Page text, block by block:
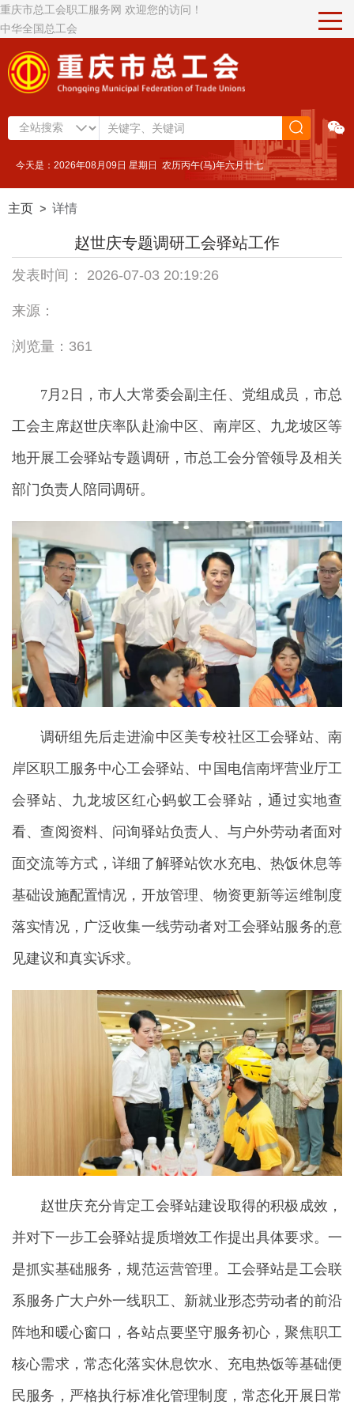
重庆市总工会职工服务网 欢迎您的访问！
中华全国总工会
今天是：2026年08月09日 星期日 农历丙午(马)年六月廿七
主页 > 详情
赵世庆专题调研工会驿站工作
发表时间： 2026-07-03 20:19:26
来源：
浏览量：361
7月2日，市人大常委会副主任、党组成员，市总
工会主席赵世庆率队赴渝中区、南岸区、九龙坡区等
地开展工会驿站专题调研，市总工会分管领导及相关
部门负责人陪同调研。
调研组先后走进渝中区美专校社区工会驿站、南
岸区职工服务中心工会驿站、中国电信南坪营业厅工
会驿站、九龙坡区红心蚂蚁工会驿站，通过实地查
看、查阅资料、问询驿站负责人、与户外劳动者面对
面交流等方式，详细了解驿站饮水充电、热饭休息等
基础设施配置情况，开放管理、物资更新等运维制度
落实情况，广泛收集一线劳动者对工会驿站服务的意
见建议和真实诉求。
赵世庆充分肯定工会驿站建设取得的积极成效，
并对下一步工会驿站提质增效工作提出具体要求。一
是抓实基础服务，规范运营管理。工会驿站是工会联
系服务广大户外一线职工、新就业形态劳动者的前沿
阵地和暖心窗口，各站点要坚守服务初心，聚焦职工
核心需求，常态化落实休息饮水、充电热饭等基础便
民服务，严格执行标准化管理制度，常态化开展日常